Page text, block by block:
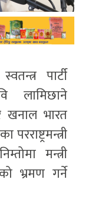
पार्टी
लामिछाने
खनाल भारत
मन्त्री
भ्रमण गर्ने